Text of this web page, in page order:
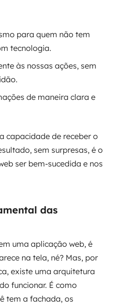
para quem não tem
tecnologia.
às nossas ações, sem
de maneira clara e
capacidade de receber o
sem surpresas, é o
ser bem-sucedida e nos
das
uma aplicação web, é
na tela, né? Mas, por
existe uma arquitetura
funcionar. É como
tem a fachada, os